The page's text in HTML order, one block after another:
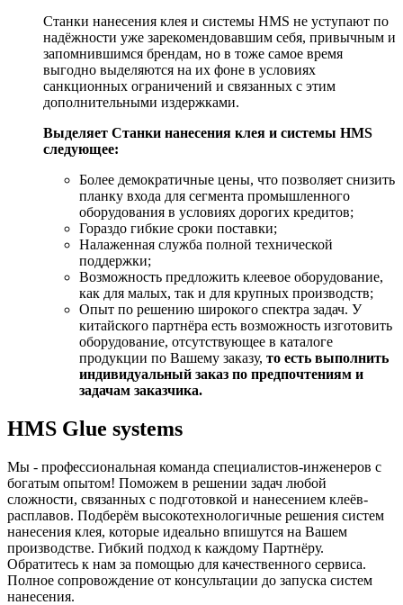
Станки нанесения клея и системы HMS не уступают по
надёжности уже зарекомендовавшим себя, привычным и
запомнившимся брендам, но в тоже самое время
выгодно выделяются на их фоне в условиях
санкционных ограничений и связанных с этим
дополнительными издержками.
Выделяет Станки нанесения клея и системы HMS
следующее:
Более демократичные цены, что позволяет снизить
планку входа для сегмента промышленного
оборудования в условиях дорогих кредитов;
Гораздо гибкие сроки поставки;
Налаженная служба полной технической
поддержки;
Возможность предложить клеевое оборудование,
как для малых, так и для крупных производств;
Опыт по решению широкого спектра задач. У
китайского партнёра есть возможность изготовить
оборудование, отсутствующее в каталоге
продукции по Вашему заказу, то есть выполнить
индивидуальный заказ по предпочтениям и
задачам заказчика.
HMS Glue systems
Мы - профессиональная команда специалистов-инженеров с
богатым опытом! Поможем в решении задач любой
сложности, связанных с подготовкой и нанесением клеёв-
расплавов. Подберём высокотехнологичные решения систем
нанесения клея, которые идеально впишутся на Вашем
производстве. Гибкий подход к каждому Партнёру.
Обратитесь к нам за помощью для качественного сервиса.
Полное сопровождение от консультации до запуска систем
нанесения.